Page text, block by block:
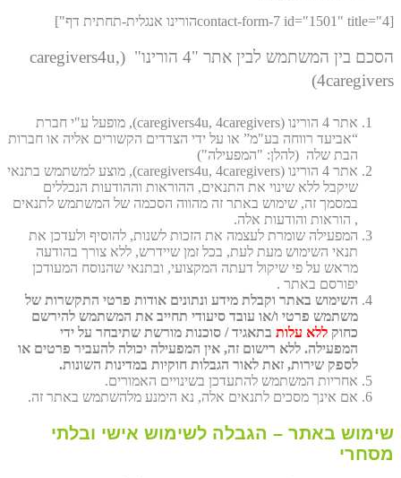
[contact-form-7 id="1501" title="4הורינו אנגלית-תחתית דף"]
הסכם בין המשתמש לבין אתר "4 הורינו" (caregivers4u,
4caregivers)
אתר 4 הורינו (caregivers4u, 4caregivers), מופעל ע"י חברת
“אביעד רווחה בע"מ” או על ידי הצדדים הקשורים אליה או חברות
הבת שלה (להלן: "המפעילה")
אתר 4 הורינו (caregivers4u, 4caregivers), מוצע למשתמש בתנאי
שיקבל ללא שינוי את התנאים, ההוראות וההודעות הנכללים
במסמך זה, שימוש באתר זה מהווה הסכמה של המשתמש לתנאים
, הוראות והודעות אלה.
המפעילה שומרת לעצמה את הזכות לשנות, להוסיף ולעדכן את
תנאי השימוש מעת לעת, בכל זמן שיידרש, ללא צורך בהודעה
מראש על פי שיקול דעתה המקצועי, ובתנאי שהנוסח המעודכן
יפורסם באתר .
השימוש באתר וקבלת מידע ונתונים אודות פרטי התקשרות של
משתמש פרטי ו/או עובד סיעודי תחייב את המשתמש להירשם
כחוק ללא עלות בתאגיד / סוכנות מורשת שתיבחר על ידי
המפעילה. ללא רישום זה, אין המפעילה יכולה להעביר פרטים או
לספק שירות, זאת לאור הגבלות חוקיות במדינות השונות.
אחריות המשתמש להתעדכן בשינויים האמורים.
אם אינך מסכים לתנאים אלה, נא הימנע מלהשתמש באתר זה.
שימוש באתר – הגבלה לשימוש אישי ובלתי
מסחרי